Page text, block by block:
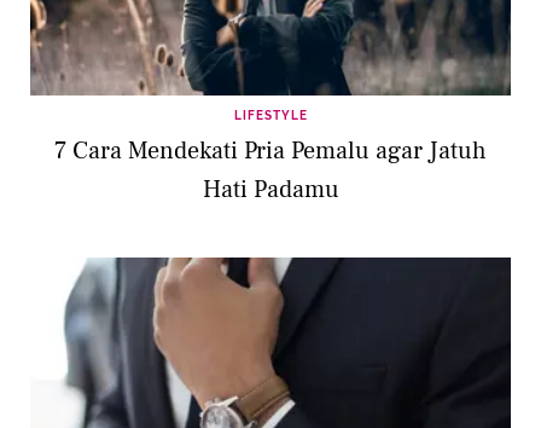
LIFESTYLE
7 Cara Mendekati Pria Pemalu agar Jatuh
Hati Padamu